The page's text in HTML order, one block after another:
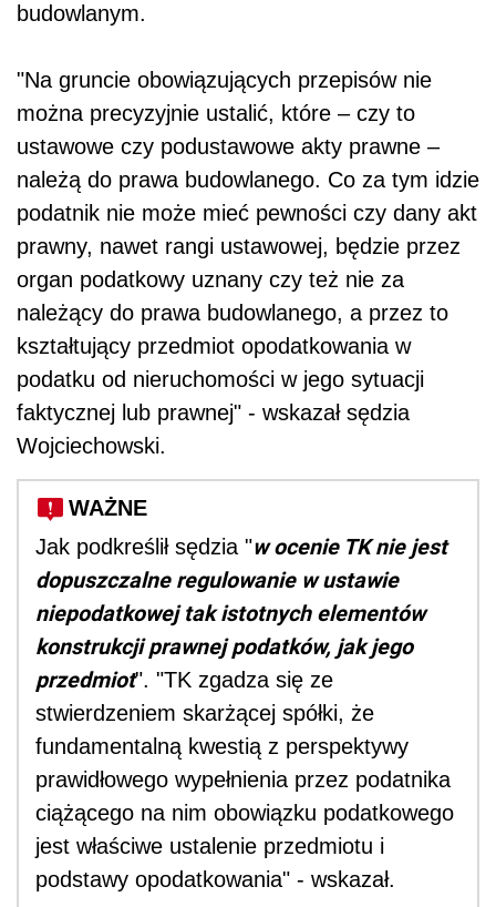
budowlanym.
"Na gruncie obowiązujących przepisów nie
można precyzyjnie ustalić, które – czy to
ustawowe czy podustawowe akty prawne –
należą do prawa budowlanego. Co za tym idzie
podatnik nie może mieć pewności czy dany akt
prawny, nawet rangi ustawowej, będzie przez
organ podatkowy uznany czy też nie za
należący do prawa budowlanego, a przez to
kształtujący przedmiot opodatkowania w
podatku od nieruchomości w jego sytuacji
faktycznej lub prawnej" - wskazał sędzia
Wojciechowski.
WAŻNE
Jak podkreślił sędzia "w ocenie TK nie jest
dopuszczalne regulowanie w ustawie
niepodatkowej tak istotnych elementów
konstrukcji prawnej podatków, jak jego
przedmiot". "TK zgadza się ze
stwierdzeniem skarżącej spółki, że
fundamentalną kwestią z perspektywy
prawidłowego wypełnienia przez podatnika
ciążącego na nim obowiązku podatkowego
jest właściwe ustalenie przedmiotu i
podstawy opodatkowania" - wskazał.